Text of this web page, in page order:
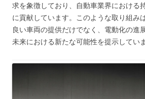
求を象徴しており、自動車業界における
に貢献しています。このような取り組み
良い車両の提供だけでなく、電動化の進
未来における新たな可能性を提示していま